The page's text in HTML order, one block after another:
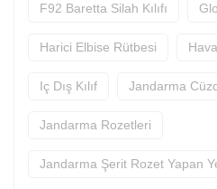
F92 Baretta Silah Kılıfı
Harici Elbise Rütbesi
Iç Dış Kılıf Jandarma
Jandarma Rozetleri
Jandarma Şerit Rozet Yapan